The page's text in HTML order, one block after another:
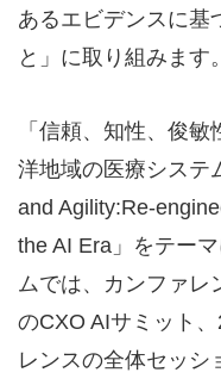
あるエビデンスに基
と」に取り組みます。
「信頼、知性、俊
洋地域の医療システ
and Agility:Re-
the AI Era」をテー
ムでは、カンファレ
のCXO AIサミット
レンスの全体セッシ